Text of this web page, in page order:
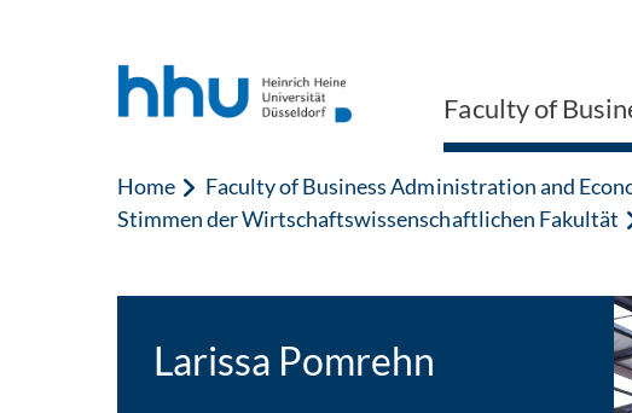
Faculty of
Home Faculty of Business Administration and
Stimmen der Wirtschaftswissenschaftlichen Fakultät
Larissa Pomrehn